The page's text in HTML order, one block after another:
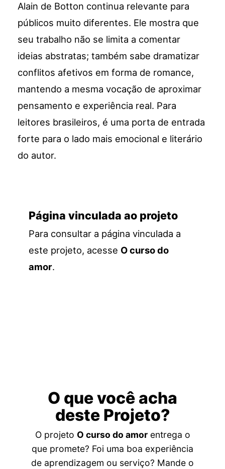
Alain de Botton continua relevante para
públicos muito diferentes. Ele mostra que
seu trabalho não se limita a comentar
ideias abstratas; também sabe dramatizar
conflitos afetivos em forma de romance,
mantendo a mesma vocação de aproximar
pensamento e experiência real. Para
leitores brasileiros, é uma porta de entrada
forte para o lado mais emocional e literário
do autor.
Página vinculada ao projeto
Para consultar a página vinculada a
este projeto, acesse O curso do
amor.
O que você acha
deste Projeto?
O projeto O curso do amorentrega o
que promete? Foi uma boa experiência
de aprendizagem ou serviço? Mande o